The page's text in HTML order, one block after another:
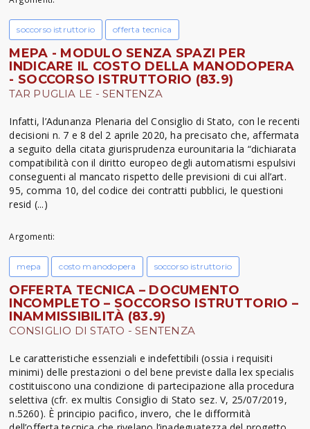
soccorso istruttorio offerta tecnica
MEPA - MODULO SENZA SPAZI PER
INDICARE IL COSTO DELLA MANODOPERA
- SOCCORSO ISTRUTTORIO (83.9)
TAR PUGLIA LE - SENTENZA
Infatti, l’Adunanza Plenaria del Consiglio di Stato, con le recenti
decisioni n. 7 e 8 del 2 aprile 2020, ha precisato che, affermata
a seguito della citata giurisprudenza eurounitaria la “dichiarata
compatibilità con il diritto europeo degli automatismi espulsivi
conseguenti al mancato rispetto delle previsioni di cui all’art.
95, comma 10, del codice dei contratti pubblici, le questioni
resid (...)
Argomenti:
mepa costo manodopera soccorso istruttorio
OFFERTA TECNICA – DOCUMENTO
INCOMPLETO – SOCCORSO ISTRUTTORIO –
INAMMISSIBILITÀ (83.9)
CONSIGLIO DI STATO - SENTENZA
Le caratteristiche essenziali e indefettibili (ossia i requisiti
minimi) delle prestazioni o del bene previste dalla lex specialis
costituiscono una condizione di partecipazione alla procedura
selettiva (cfr. ex multis Consiglio di Stato sez. V, 25/07/2019,
n.5260). È principio pacifico, invero, che le difformità